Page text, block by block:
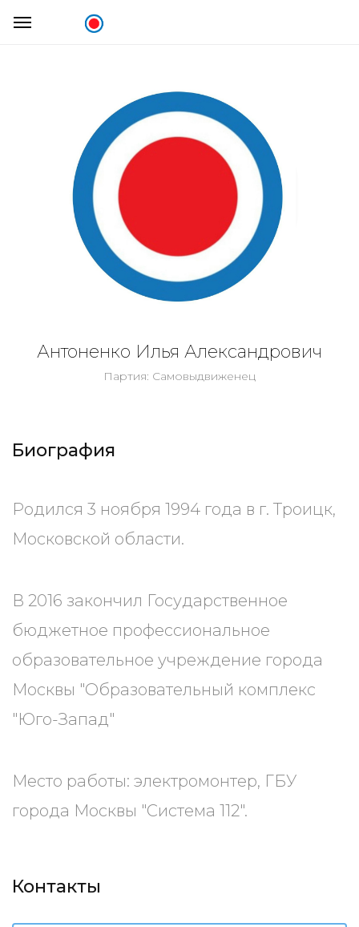
Антоненко Илья Александрович
Партия: Самовыдвиженец
Биография
Родился 3 ноября 1994 года в г. Троицк,
Московской области.
В 2016 закончил Государственное
бюджетное профессиональное
образовательное учреждение города
Москвы "Образовательный комплекс
"Юго-Запад"
Место работы: электромонтер, ГБУ
города Москвы "Система 112".
Контакты